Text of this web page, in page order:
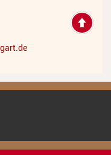
2026
2025